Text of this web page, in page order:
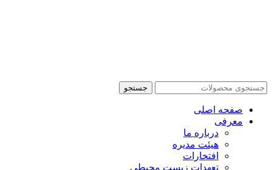
جستجو
صفحه اصلی
معرفی
درباره ما
هیئت مدیره
افتخارات
تعهدات زیست محیطی